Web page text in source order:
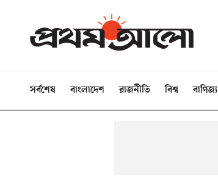
সর্বশেষ বাংলাদেশ রাজনীতি বিশ্ব বাণিজ্য